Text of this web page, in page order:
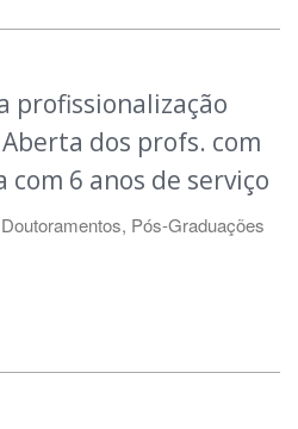
profissionalização
dos profs. com
6 anos de serviço
Pós-Graduações